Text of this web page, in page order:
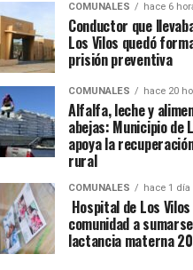
COMUNALES hace 6
Conductor que
Los Vilos quedó
prisión preventiva
COMUNALES hace 20
Alfalfa, leche y
abejas: Municipio de
apoya la
rural
COMUNALES hace 1 día
Hospital de Los
comunidad a
lactancia materna